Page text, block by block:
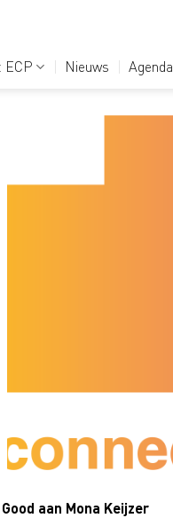
ECP Nieuws Agenda
aan Mona Keijzer